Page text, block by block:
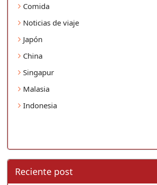
Comida
Noticias de viaje
Japón
China
Singapur
Malasia
Indonesia
Reciente post